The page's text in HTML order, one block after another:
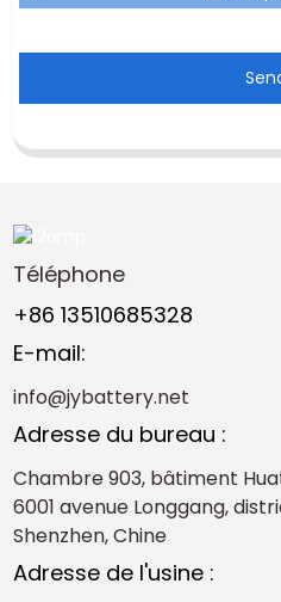
Téléphone
+86 13510685328
E-mail:
info@jybattery.net
Adresse du bureau :
Chambre 903, bâtiment
6001 avenue Longgang,
Shenzhen, Chine
Adresse de l'usine :